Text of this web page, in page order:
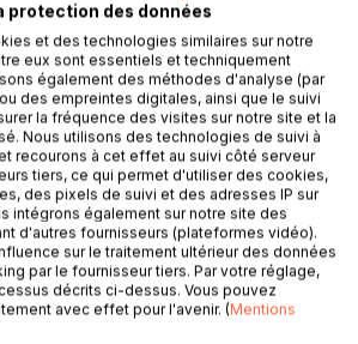
to cover the history,
of two most famous
20th and 21st centuries and
glory and tribulations. Like a
and downs which can
shared between qualities
is a rather optimistic goal to
long Anglo-Saxon history
era to Donald Trump's Proud
Capitol; many centuries
concerns the people of these
as their language is concerned
with a long history
protection des données
et des technologies similaires sur notre
eux sont essentiels et techniquement
également des méthodes d'analyse (par
des empreintes digitales, ainsi que le suivi
la fréquence des visites sur notre site et la
Nous utilisons des technologies de suivi à
recourons à cet effet au suivi côté serveur
tiers, ce qui permet d'utiliser des cookies,
des pixels de suivi et des adresses IP sur
intégrons également sur notre site des
d'autres fournisseurs (plateformes vidéo).
sur le traitement ultérieur des données
par le fournisseur tiers. Par votre réglage,
décrits ci-dessus. Vous pouvez
avec effet pour l'avenir. (Mentions